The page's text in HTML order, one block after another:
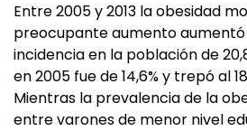
Entre 2005 y 2013 la obesidad
preocupante aumento aumentó
incidencia en la población de
en 2005 fue de 14,6% y trepó al
Mientras la prevalencia de la
entre varones de menor nivel